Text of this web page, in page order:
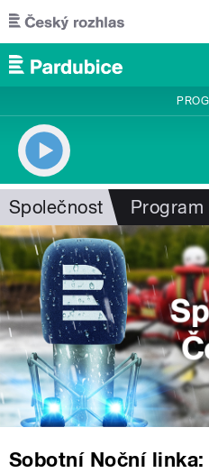
Přejít k hlavnímu obsahu
Společnost Program
Sobotní Noční